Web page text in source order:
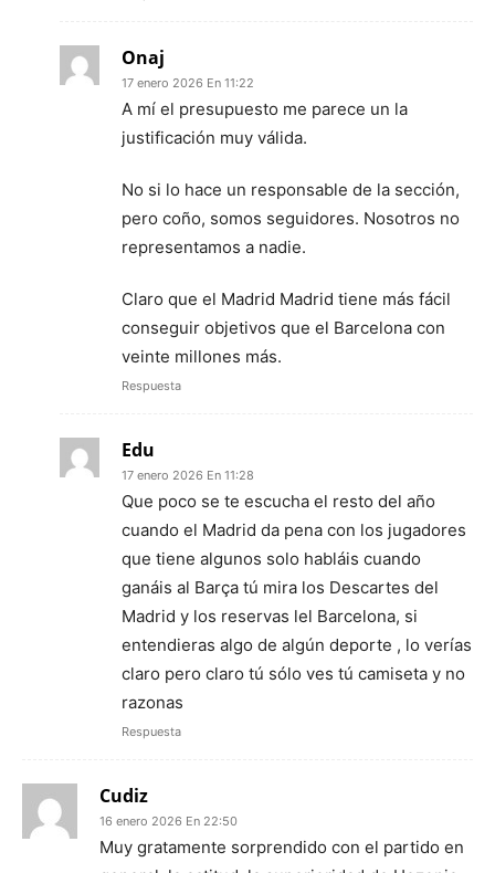
Onaj
17 enero 2026 En 11:22
A mí el presupuesto me parece un la
justificación muy válida.
No si lo hace un responsable de la sección,
pero coño, somos seguidores. Nosotros no
representamos a nadie.
Claro que el Madrid Madrid tiene más fácil
conseguir objetivos que el Barcelona con
veinte millones más.
Respuesta
Edu
17 enero 2026 En 11:28
Que poco se te escucha el resto del año
cuando el Madrid da pena con los jugadores
que tiene algunos solo habláis cuando
ganáis al Barça tú mira los Descartes del
Madrid y los reservas lel Barcelona, si
entendieras algo de algún deporte , lo verías
claro pero claro tú sólo ves tú camiseta y no
razonas
Respuesta
Cudiz
16 enero 2026 En 22:50
Muy gratamente sorprendido con el partido en